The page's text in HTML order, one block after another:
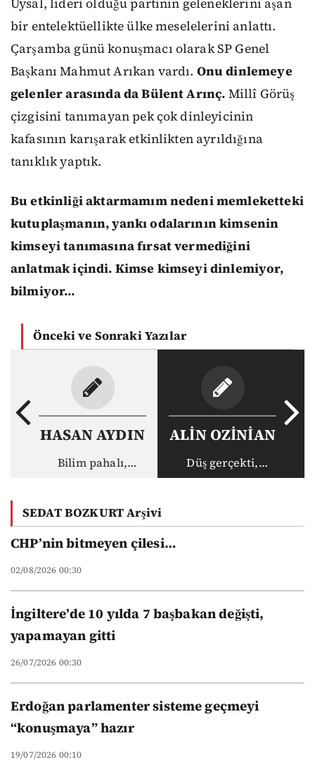
bir entelektüellikte ülke meselelerini anlattı.
Çarşamba günü konuşmacı olarak SP Genel
Başkanı Mahmut Arıkan vardı. Onu dinlemeye
gelenler arasında da Bülent Arınç. Millî Görüş
çizgisini tanımayan pek çok dinleyicinin
kafasının karışarak etkinlikten ayrıldığına
tanıklık yaptık.
Bu etkinliği aktarmamım nedeni memleketteki
kutuplaşmanın, yankı odalarının kimsenin
kimseyi tanımasına fırsat vermediğini
anlatmak içindi. Kimse kimseyi dinlemiyor,
bilmiyor…
Önceki ve Sonraki Yazılar
HASAN AYDIN
Bilim pahalı,
üniversitelerinin
yeni düzeni
ALİN OZİNİAN
Düş gerçekti,
gerçek haksız
SEDAT BOZKURT Arşivi
CHP’nin bitmeyen çilesi…
02/08/2026 00:30
İngiltere’de 10 yılda 7 başbakan değişti,
yapamayan gitti
26/07/2026 00:30
Erdoğan parlamenter sisteme geçmeyi
“konuşmaya” hazır
19/07/2026 00:10